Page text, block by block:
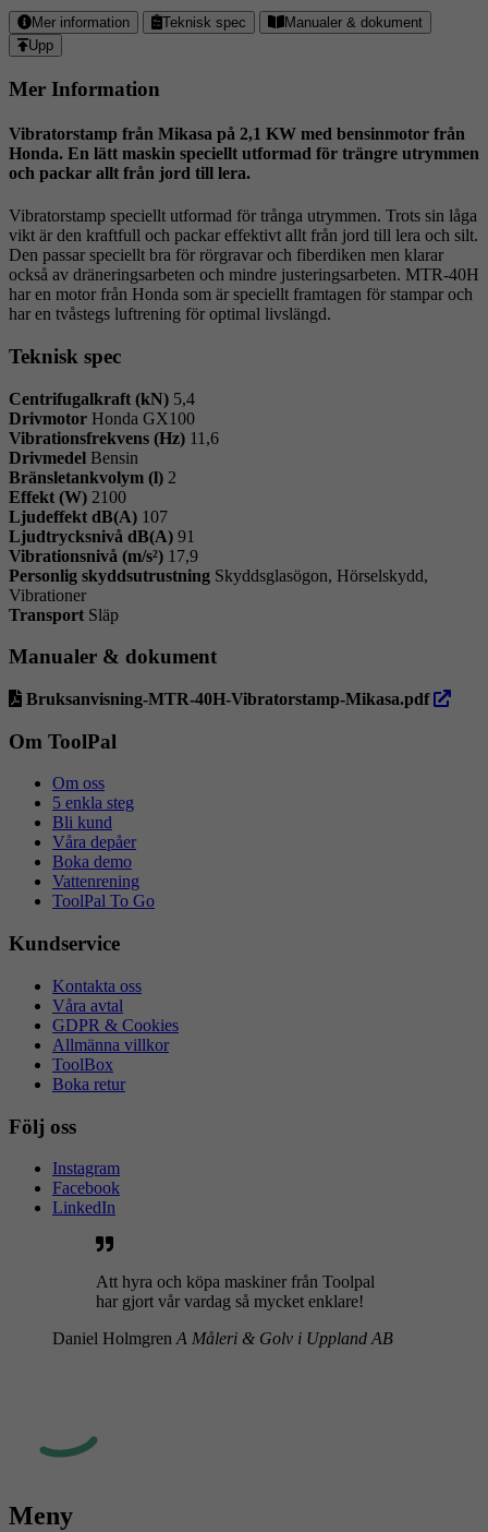
Relaterade
Produkter
Mer information Teknisk spec
Manualer & dokument
Upp
Mer Information
Vibratorstamp från Mikasa på 2,1 KW med bensinmotor från
Honda. En lätt maskin speciellt utformad för trängre utrymmen
och packar allt från jord till lera.
Vibratorstamp speciellt utformad för trånga utrymmen. Trots sin låga
vikt är den kraftfull och packar effektivt allt från jord till lera och silt.
Den passar speciellt bra för rörgravar och fiberdiken men klarar
också av dräneringsarbeten och mindre justeringsarbeten. MTR-40H
har en motor från Honda som är speciellt framtagen för stampar och
har en tvåstegs luftrening för optimal livslängd.
Teknisk spec
Centrifugalkraft (kN) 5,4
Drivmotor Honda GX100
Vibrationsfrekvens (Hz) 11,6
Drivmedel Bensin
Bränsletankvolym (l) 2
Effekt (W) 2100
Ljudeffekt dB(A) 107
Ljudtrycksnivå dB(A) 91
Vibrationsnivå (m/s²) 17,9
Personlig skyddsutrustning Skyddsglasögon, Hörselskydd,
Vibrationer
Transport Släp
Manualer & dokument
Bruksanvisning-MTR-40H-Vibratorstamp-Mikasa.pdf öppna
Om ToolPal
Om oss
5 enkla steg
Bli kund
Våra depåer
Boka demo
Vattenrening
ToolPal To Go
Kundservice
Kontakta oss
Våra avtal
GDPR & Cookies
Allmänna villkor
ToolBox
Boka retur
Följ oss
Instagram
Facebook
LinkedIn
Att hyra och köpa maskiner från Toolpal
har gjort vår vardag så mycket enklare!
Daniel Holmgren A Måleri & Golv i Uppland AB
Meny